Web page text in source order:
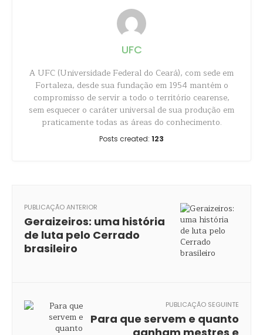
UFC
A UFC (Universidade Federal do Ceará), com sede em
Fortaleza, desde sua fundação em 1954 mantém o
compromisso de servir a todo o território cearense,
sem esquecer o caráter universal de sua produção em
praticamente todas as áreas do conhecimento.
Posts created: 123
PUBLICAÇÃO ANTERIOR
Geraizeiros: uma história
de luta pelo Cerrado
brasileiro
PUBLICAÇÃO SEGUINTE
Para que servem e quanto